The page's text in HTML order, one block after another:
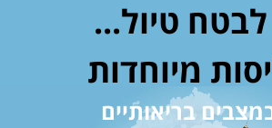
לבטח טיול...
מיוחדות
בריאותיים